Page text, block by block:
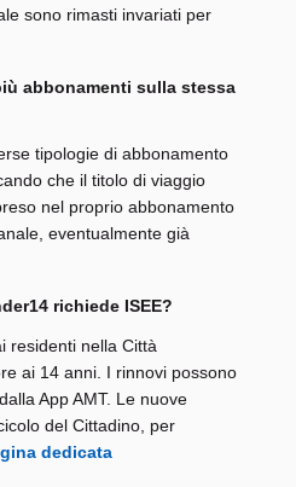
sono rimasti invariati per
abbonamenti sulla stessa
tipologie di abbonamento
che il titolo di viaggio
nel proprio abbonamento
eventualmente già
richiede ISEE?
residenti nella Città
ai 14 anni. I rinnovi possono
App AMT. Le nuove
del Cittadino, per
dedicata